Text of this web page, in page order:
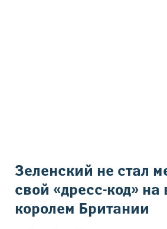
Вы здесь
Зеленский не стал
свой «дресс-код» на
королем Британии